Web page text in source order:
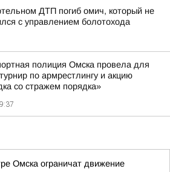
ДТП погиб омич, который не
с управлением болотохода
полиция Омска провела для
по армрестлингу и акцию
со стражем порядка»
Омска ограничат движение